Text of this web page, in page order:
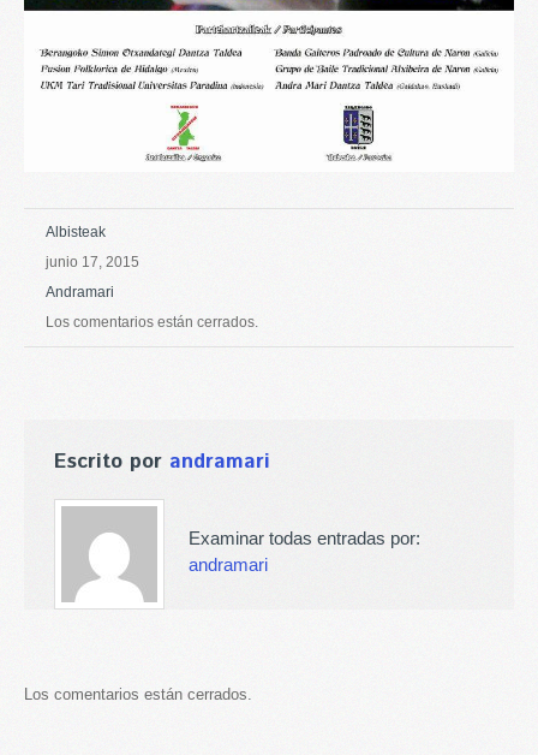
Albisteak
junio 17, 2015
Andramari
Los comentarios están cerrados.
Escrito por andramari
Examinar todas entradas por:
andramari
Los comentarios están cerrados.